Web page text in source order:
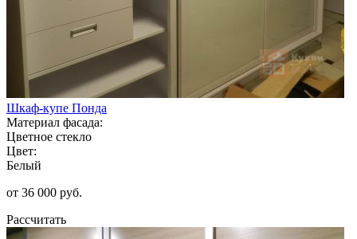
Шкаф-купе Понда
Материал фасада:
Цветное стекло
Цвет:
Белый
от 36 000 руб.
Рассчитать